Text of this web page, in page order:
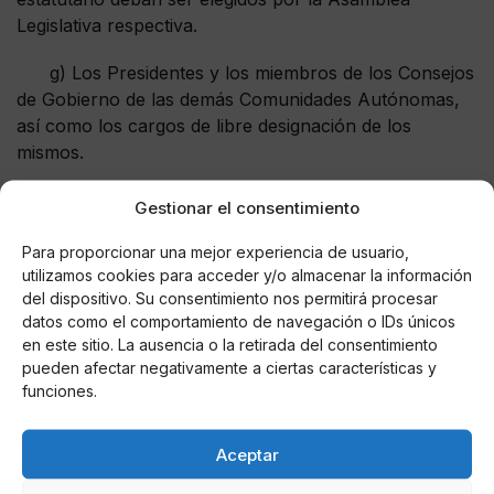
Gestionar el consentimiento
Para proporcionar una mejor experiencia de usuario,
utilizamos cookies para acceder y/o almacenar la información
del dispositivo. Su consentimiento nos permitirá procesar
datos como el comportamiento de navegación o IDs únicos
en este sitio. La ausencia o la retirada del consentimiento
pueden afectar negativamente a ciertas características y
funciones.
Aceptar
Legislativa respectiva.
g) Los Presidentes y los miembros de los Consejos
de Gobierno de las demás Comunidades Autónomas,
así como los cargos de libre designación de los
mismos.
h) Los que ejerzan funciones o cargos conferidos
Artículo 4.
1. La calificación de inelegible procederá respecto de
quienes incurran en alguna de las causas
mencionadas en el artículo anterior el mismo día de la
presentación de su candidatura, o en cualquier
momento posterior hasta la celebración de las